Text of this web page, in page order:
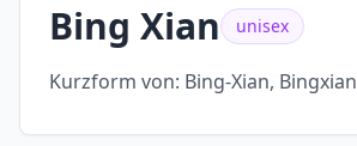
Bing Xian unisex
Kurzform von: Bing-Xian, Bingxian